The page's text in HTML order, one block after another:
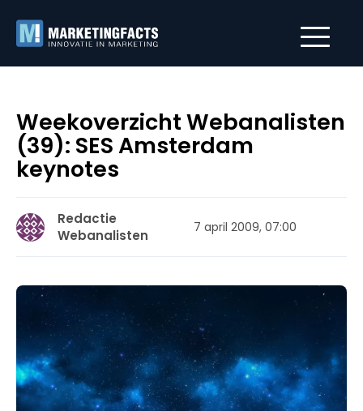
Weekoverzicht Webanalisten
(39): SES Amsterdam
keynotes
Redactie
Webanalisten
7 april 2009, 07:00